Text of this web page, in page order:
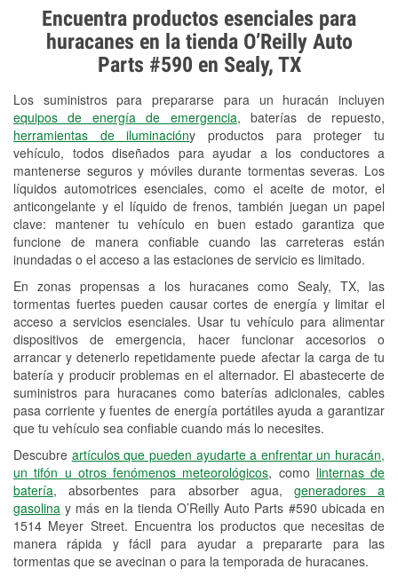
Encuentra productos esenciales para
huracanes en la tienda O’Reilly Auto
Parts #590 en Sealy, TX
Los suministros para prepararse para un huracán incluyen
equipos de energía de emergencia, baterías de repuesto,
herramientas de iluminacióny productos para proteger tu
vehículo, todos diseñados para ayudar a los conductores a
mantenerse seguros y móviles durante tormentas severas. Los
líquidos automotrices esenciales, como el aceite de motor, el
anticongelante y el líquido de frenos, también juegan un papel
clave: mantener tu vehículo en buen estado garantiza que
funcione de manera confiable cuando las carreteras están
inundadas o el acceso a las estaciones de servicio es limitado.
En zonas propensas a los huracanes como Sealy, TX, las
tormentas fuertes pueden causar cortes de energía y limitar el
acceso a servicios esenciales. Usar tu vehículo para alimentar
dispositivos de emergencia, hacer funcionar accesorios o
arrancar y detenerlo repetidamente puede afectar la carga de tu
batería y producir problemas en el alternador. El abastecerte de
suministros para huracanes como baterías adicionales, cables
pasa corriente y fuentes de energía portátiles ayuda a garantizar
que tu vehículo sea confiable cuando más lo necesites.
Descubre artículos que pueden ayudarte a enfrentar un huracán,
un tifón u otros fenómenos meteorológicos, como linternas de
batería, absorbentes para absorber agua, generadores a
gasolina y más en la tienda O’Reilly Auto Parts #590 ubicada en
1514 Meyer Street. Encuentra los productos que necesitas de
manera rápida y fácil para ayudar a prepararte para las
tormentas que se avecinan o para la temporada de huracanes.
Prueba de alternadores y
arrancadores
Revisión de la luz "Check Engine"
Reciclaje de baterías y aceite
Instalación de bombillas de faros
Instalación de limpiaparabrisas
Programa de Préstamo de
Herramientas
Rectificación de tambores y discos de
freno
Mangueras hidráulicas a la medida
Hurricane Supplies
Tornado Supplies
Conoce más